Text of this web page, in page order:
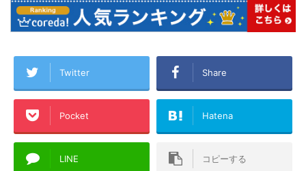
Twitter Share
Pocket Hatena
LINE コピーする